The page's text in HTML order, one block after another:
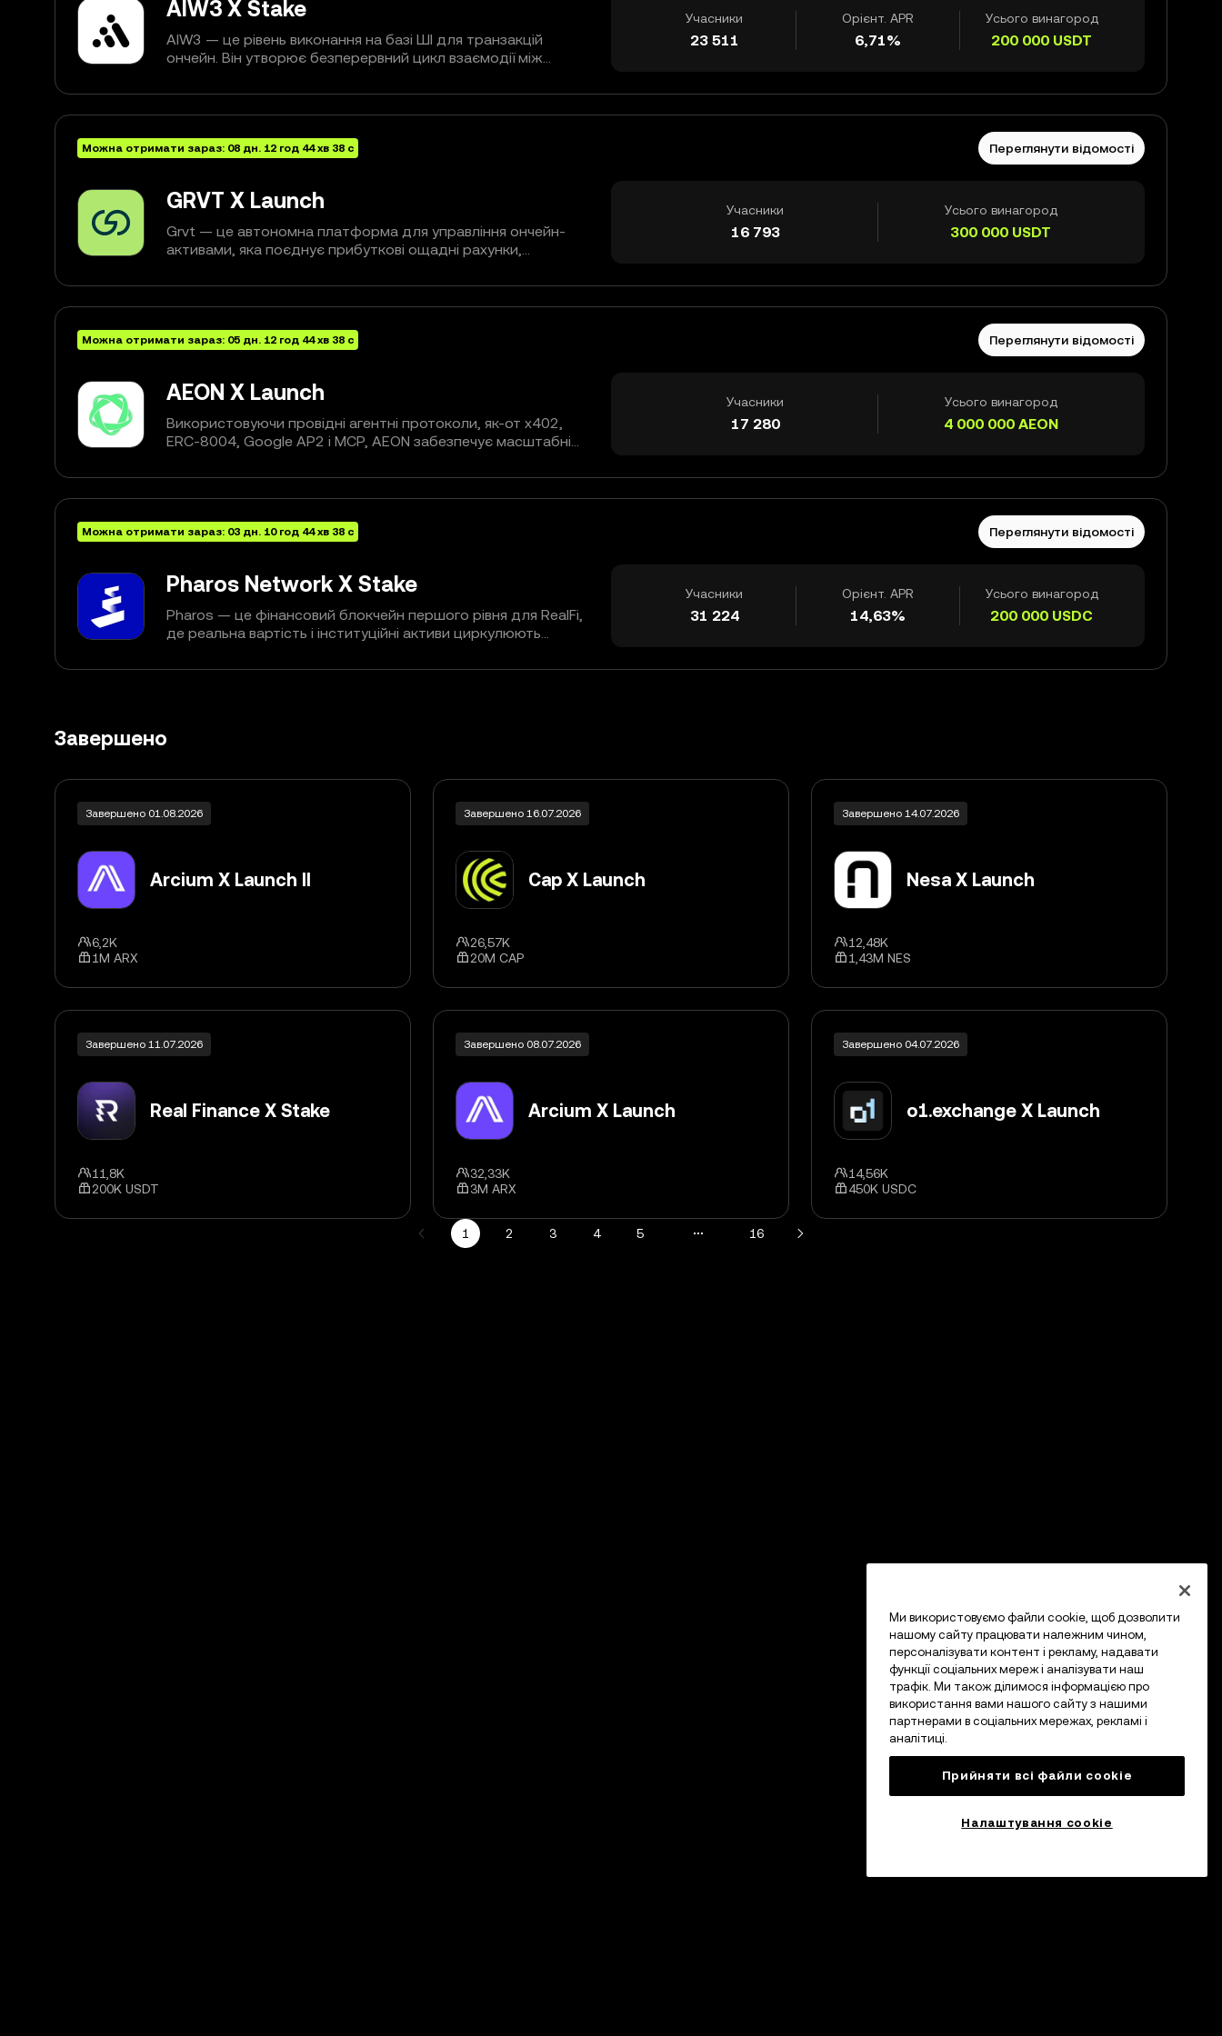
AIW3 X Stake
AIW3 — це рівень виконання на базі ШІ для транзакцій
ончейн. Він утворює безперервний цикл взаємодії між
мультиагентну систему AIW3 Claw, дає змогу коштам
працювати автономно в ланцюжку. Інтегруючи обробку
базі агентів і некероване виконання транзакцій ончейн, AIW3
Учасники
23 511
Орієнт. APR
6,71%
Усього винагород
200 000 USDT
Можна отримати зараз: 08 дн. 12 год 44хв 37 с Переглянути відомості
GRVT X Launch
Grvt — це автономна платформа для управління ончейн-
активами, яка поєднує прибуткові ощадні рахунки,
та безстрокову торгівлю криптовалютами, акціями та
сировинними товарами в рамках одного балансу акаунта.
Учасники
16 793
Усього винагород
300 000 USDT
Можна отримати зараз: 05 дн. 12 год 44хв 37 с Переглянути відомості
AEON X Launch
Використовуючи провідні агентні протоколи, як-от x402,
ERC-8004, Google AP2 і MCP, AEON забезпечує масштабні
поєднує взаємодію між агентами (A2A) з розрахунками в
реальному світі та безперервними потоками вартості.
Учасники
17 280
Усього винагород
4 000 000 AEON
Можна отримати зараз: 03 дн. 10год 44хв 37 с Переглянути відомості
Pharos Network X Stake
Pharos — це фінансовий блокчейн першого рівня для RealFi,
де реальна вартість і інституційні активи циркулюють
стаючи новою інфраструктурою глобальних фінансів для
Учасники
31 224
Орієнт. APR
14,63%
Усього винагород
200 000 USDC
Завершено
Завершено 01.08.2026
Arcium X Launch II
6,2K
1M ARX
Завершено 16.07.2026
Cap X Launch
26,57K
20M CAP
Завершено 14.07.2026
Nesa X Launch
12,48K
1,43M NES
Завершено 11.07.2026
Real Finance X Stake
11,8K
200K USDT
Завершено 08.07.2026
Arcium X Launch
32,33K
3M ARX
Завершено 04.07.2026
o1.exchange X Launch
14,56K
450K USDC
1 2 3 4 5 16
Ми використовуємо файли cookie, щоб дозволити
нашому сайту працювати належним чином,
персоналізувати контент і рекламу, надавати
функції соціальних мереж і аналізувати наш
трафік. Ми також ділимося інформацією про
використання вами нашого сайту з нашими
партнерами в соціальних мережах, рекламі і
аналітиці.
Прийняти всі файли сookie
Налаштування cookie